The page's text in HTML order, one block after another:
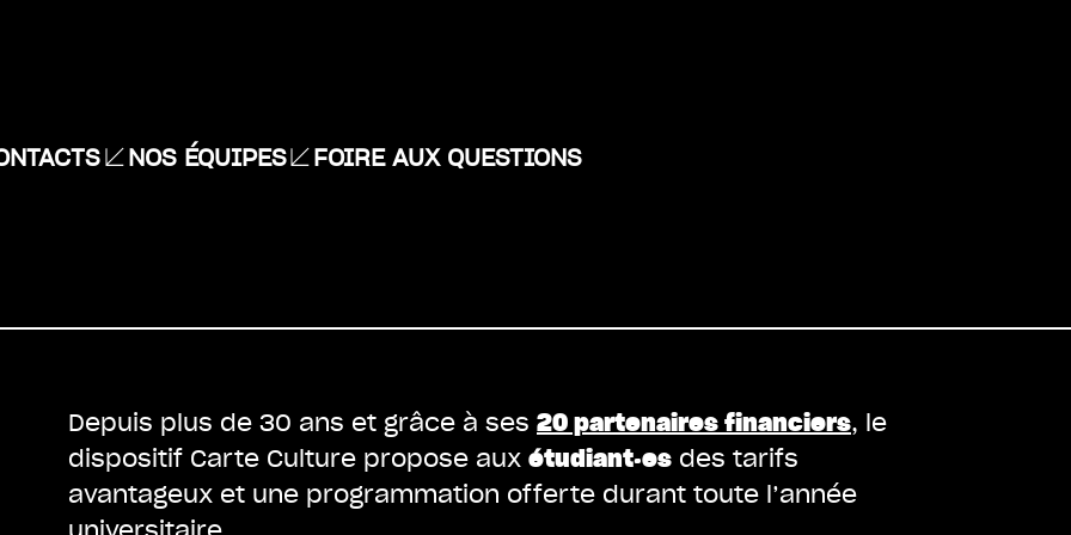
NOS ÉQUIPES FOIRE AUX QUESTIONS
Depuis plus de 30 ans et grâce à ses 20 partenaires financiers, le
dispositif Carte Culture propose aux étudiant·es des tarifs
avantageux et une programmation offerte durant toute l’année